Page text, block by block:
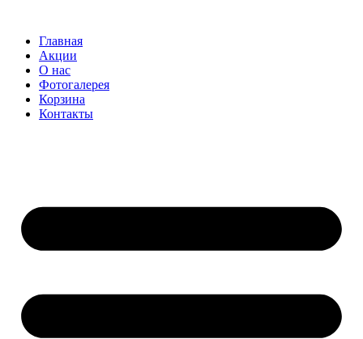
содержимому
Главная
Акции
О нас
Фотогалерея
Корзина
Контакты